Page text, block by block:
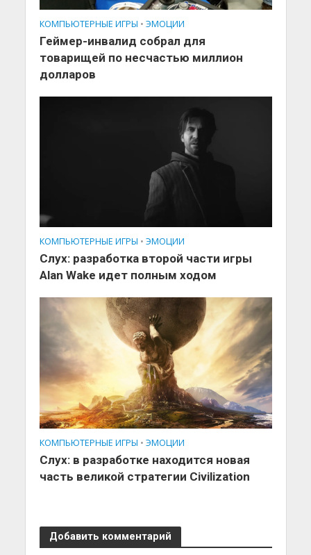
КОМПЬЮТЕРНЫЕ ИГРЫ • ЭМОЦИИ
Геймер-инвалид собрал для
товарищей по несчастью миллион
долларов
КОМПЬЮТЕРНЫЕ ИГРЫ • ЭМОЦИИ
Слух: разработка второй части игры
Alan Wake идет полным ходом
КОМПЬЮТЕРНЫЕ ИГРЫ • ЭМОЦИИ
Слух: в разработке находится новая
часть великой стратегии Civilization
Добавить комментарий